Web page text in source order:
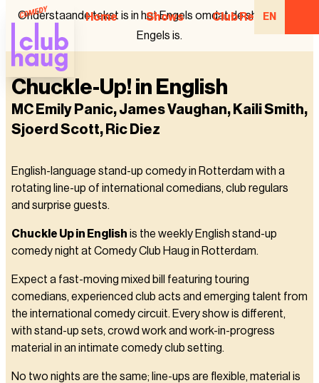
Home Shows Club Regulars
EN
Onderstaande tekst is in het Engels omdat de show in het
Engels is.
Chuckle-Up! in English
MC Emily Panic, James Vaughan, Kaili Smith,
Sjoerd Scott, Ric Diez
English-language stand-up comedy in Rotterdam with a
rotating line-up of international comedians, club regulars
and surprise guests.
Chuckle Up in English is the weekly English stand-up
comedy night at Comedy Club Haug in Rotterdam.
Expect a fast-moving mixed bill featuring touring
comedians, experienced club acts and emerging talent from
the international comedy circuit. Every show is different,
with stand-up sets, crowd work and work-in-progress
material in an intimate comedy club setting.
No two nights are the same; line-ups are flexible, material is